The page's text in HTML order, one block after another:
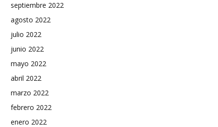
septiembre 2022
agosto 2022
julio 2022
junio 2022
mayo 2022
abril 2022
marzo 2022
febrero 2022
enero 2022